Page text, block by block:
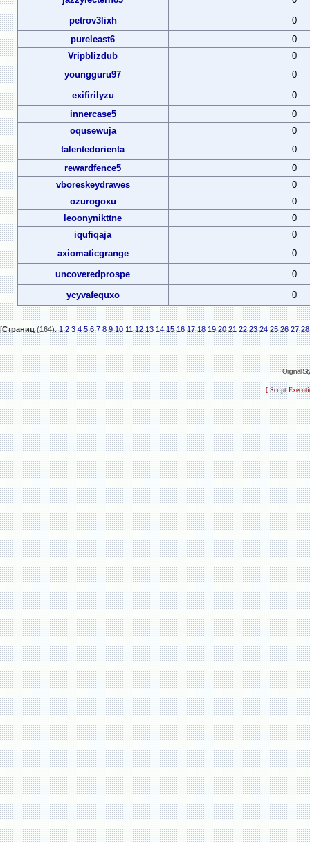
petrov3lixh
0
pureleast6
0
Vripblizdub
0
youngguru97
0
exifirilyzu
0
innercase5
0
oqusewuja
0
talentedorienta
0
rewardfence5
0
vboreskeydrawes
0
ozurogoxu
0
leoonynikttne
0
iqufiqaja
0
axiomaticgrange
0
uncoveredprospe
0
ycyvafequxo
0
[Страниц(164):1 2 3 4 5 6 7 8 9 10 11 12 13 14 15 16 17 18 19 20 21 22 23 24 25 26 27 28
Original
[ Script